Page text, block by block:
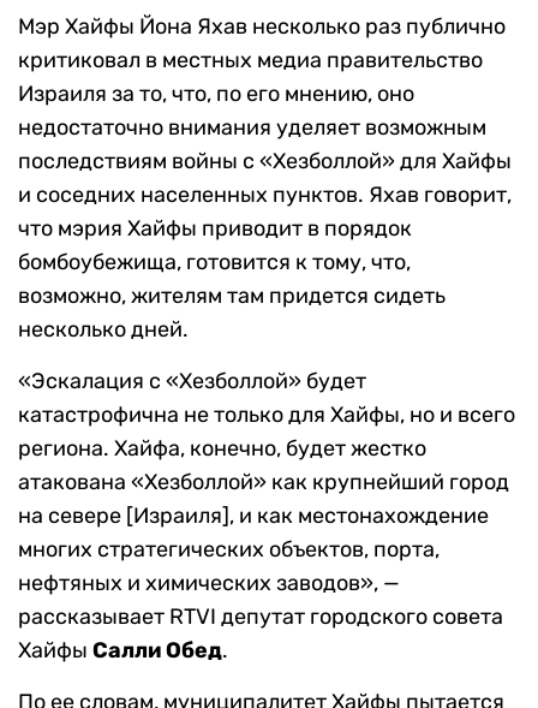
Мэр Хайфы Йона Яхав несколько раз публично
критиковал в местных медиа правительство
Израиля за то, что, по его мнению, оно
недостаточно внимания уделяет возможным
последствиям войны с «Хезболлой» для Хайфы
и соседних населенных пунктов. Яхав говорит,
что мэрия Хайфы приводит в порядок
бомбоубежища, готовится к тому, что,
возможно, жителям там придется сидеть
несколько дней.
«Эскалация с «Хезболлой» будет
катастрофична не только для Хайфы, но и всего
региона. Хайфа, конечно, будет жестко
атакована «Хезболлой» как крупнейший город
на севере [Израиля], и как местонахождение
многих стратегических объектов, порта,
нефтяных и химических заводов», —
рассказывает RTVI депутат городского совета
Хайфы Салли Обед.
По ее словам, муниципалитет Хайфы пытается